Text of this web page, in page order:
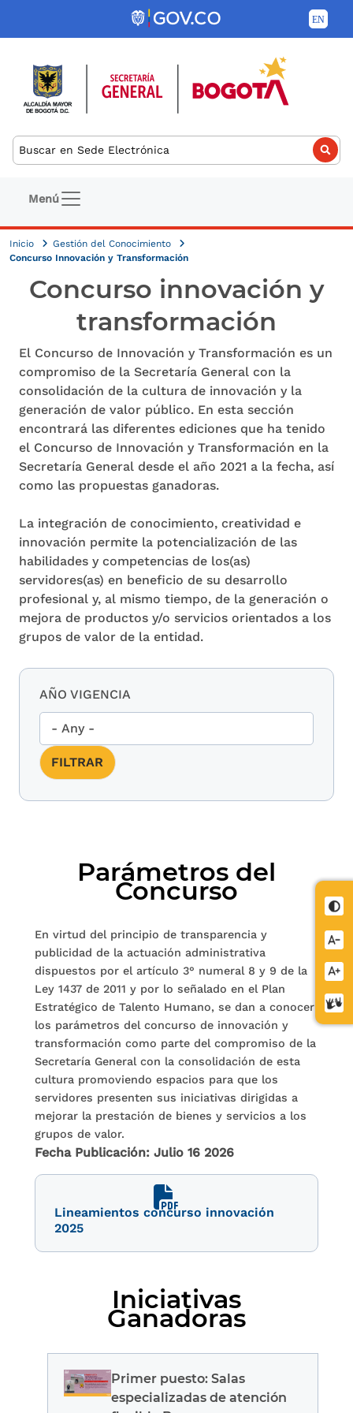
Pasar al contenido principal
de
Buscar
Navegación principal
Menú
Inicio
Gestión del Conocimiento
Concurso Innovación y Transformación
Concurso innovación y
transformación
El Concurso de Innovación y Transformación es un
compromiso de la Secretaría General con la
consolidación de la cultura de innovación y la
generación de valor público. En esta sección
encontrará las diferentes ediciones que ha tenido
el Concurso de Innovación y Transformación en la
Secretaría General desde el año 2021 a la fecha, así
como las propuestas ganadoras.
La integración de conocimiento, creatividad e
innovación permite la potencialización de las
habilidades y competencias de los(as)
servidores(as) en beneficio de su desarrollo
profesional y, al mismo tiempo, de la generación o
mejora de productos y/o servicios orientados a los
grupos de valor de la entidad.
AÑO VIGENCIA
Parámetros del
Concurso
En virtud del principio de transparencia y
publicidad de la actuación administrativa
dispuestos por el artículo 3° numeral 8 y 9 de la
Ley 1437 de 2011 y por lo señalado en el Plan
Estratégico de Talento Humano, se dan a conocer
los parámetros del concurso de innovación y
transformación como parte del compromiso de la
Secretaría General con la consolidación de esta
cultura promoviendo espacios para que los
servidores presenten sus iniciativas dirigidas a
mejorar la prestación de bienes y servicios a los
grupos de valor.
Fecha Publicación: Julio 16 2026
Lineamientos concurso innovación
2025
Iniciativas
Ganadoras
Primer puesto: Salas
especializadas de atención